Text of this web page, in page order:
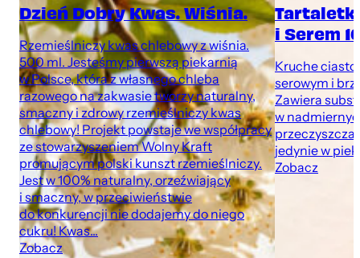
Dzień Dobry Kwas. Wiśnia.
Rzemieślniczy kwas chlebowy z wiśnia.
500 ml. Jesteśmy pierwszą piekarnią
w Polsce, która z własnego chleba
razowego na zakwasie tworzy naturalny,
smaczny i zdrowy rzemieślniczy kwas
chlebowy! Projekt powstaje we współpracy
ze stowarzyszeniem Wolny Kraft
promującym polski kunszt rzemieślniczy.
Jest w 100% naturalny, orzeźwiający
i smaczny, w przeciwieństwie
do konkurencji nie dodajemy do niego
cukru! Kwas...
Zobacz
i Serem
Kruche
serowym i
Zawiera
w
jedynie w
Zobacz